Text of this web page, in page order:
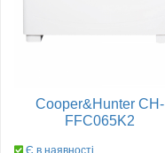
Cooper&Hunter CH-
FFC065K2
Є в наявності